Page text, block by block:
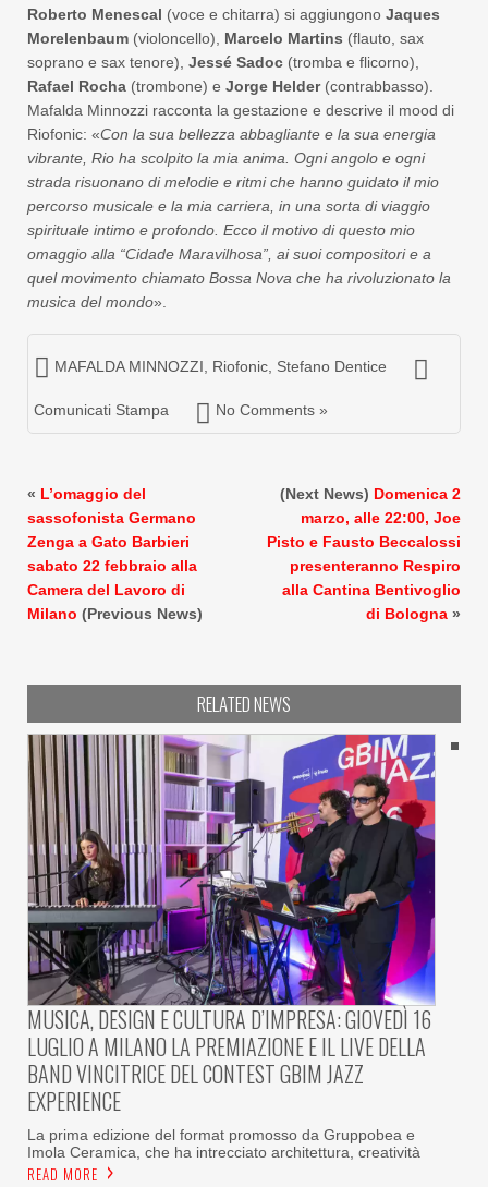
Roberto Menescal (voce e chitarra) si aggiungono Jaques
Morelenbaum (violoncello), Marcelo Martins (flauto, sax
soprano e sax tenore), Jessé Sadoc (tromba e flicorno),
Rafael Rocha (trombone) e Jorge Helder(contrabbasso).
Mafalda Minnozzi racconta la gestazione e descrive il mood di
Riofonic: «Con la sua bellezza abbagliante e la sua energia
vibrante, Rio ha scolpito la mia anima. Ogni angolo e ogni
strada risuonano di melodie e ritmi che hanno guidato il mio
percorso musicale e la mia carriera, in una sorta di viaggio
spirituale intimo e profondo. Ecco il motivo di questo mio
omaggio alla “Cidade Maravilhosa”, ai suoi compositori e a
quel movimento chiamato Bossa Nova che ha rivoluzionato la
musica del mondo».
MAFALDA MINNOZZI Riofonic Stefano Dentice
Comunicati Stampa No Comments »
« L’omaggio del
sassofonista Germano
Zenga a Gato Barbieri
sabato 22 febbraio alla
Camera del Lavoro di
Milano (Previous News)
(Next News) Domenica 2
marzo, alle 22:00, Joe
Pisto e Fausto Beccalossi
presenteranno Respiro
alla Cantina Bentivoglio
di Bologna »
RELATED NEWS
MUSICA, DESIGN E CULTURA D’IMPRESA: GIOVEDÌ 16
LUGLIO A MILANO LA PREMIAZIONE E IL LIVE DELLA
BAND VINCITRICE DEL CONTEST GBIM JAZZ
EXPERIENCE
La prima edizione del format promosso da Gruppobea e
Imola Ceramica, che ha intrecciato architettura, creatività
READ MORE